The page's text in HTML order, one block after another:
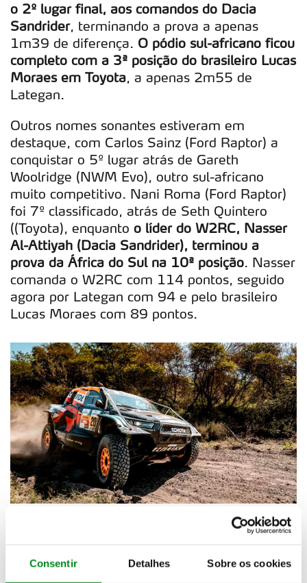
Consentir Detalhes Sobre os cookies
o 2º lugar final, aos comandos do Dacia
Sandrider, terminando a prova a apenas
1m39 de diferença. O pódio sul-africano ficou
completo com a 3ª posição do brasileiro Lucas
Moraes em Toyota, a apenas 2m55 de
Lategan.
Outros nomes sonantes estiveram em
destaque, com Carlos Sainz (Ford Raptor) a
conquistar o 5º lugar atrás de Gareth
Woolridge (NWM Evo), outro sul-africano
muito competitivo. Nani Roma (Ford Raptor)
foi 7º classificado, atrás de Seth Quintero
((Toyota), enquanto o líder do W2RC, Nasser
Al-Attiyah (Dacia Sandrider), terminou a
prova da África do Sul na 10ª posição. Nasser
comanda o W2RC com 114 pontos, seguido
agora por Lategan com 94 e pelo brasileiro
Lucas Moraes com 89 pontos.